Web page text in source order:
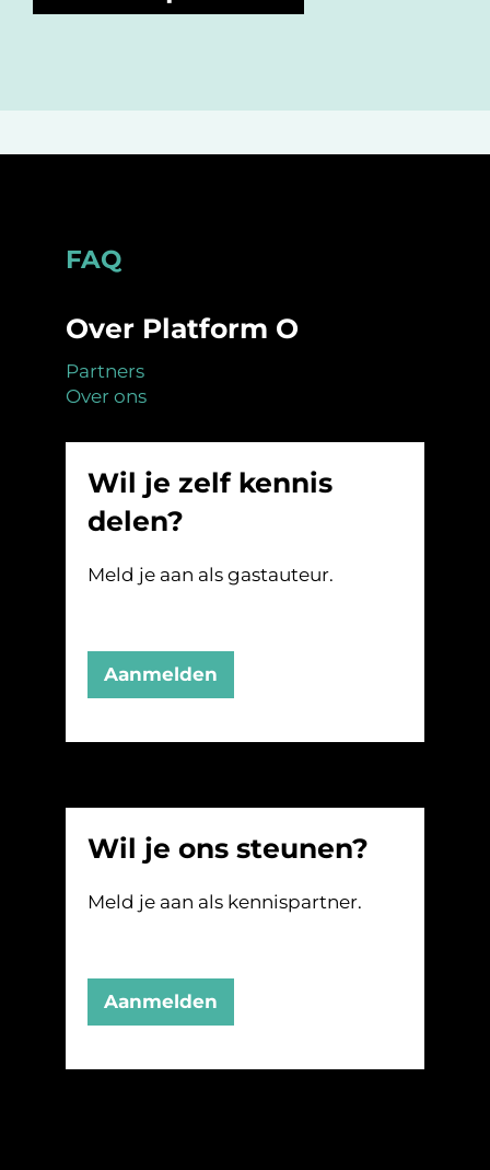
Footer
FAQ
Over Platform O
Partners
Over ons
Wil je zelf kennis
delen?
Meld je aan als gastauteur.
Aanmelden
Wil je ons steunen?
Meld je aan als kennispartner.
Aanmelden